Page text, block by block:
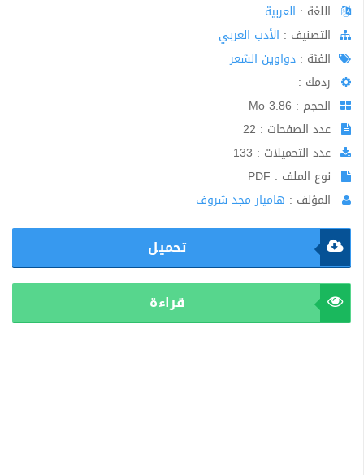
اللغة : العربية
اﻟﺘﺼﻨﻴﻒ : الأدب العربي
الفئة : دواوين الشعر
ردمك :
الحجم : 3.86 Mo
عدد الصفحات : 22
عدد التحميلات : 133
نوع الملف : PDF
المؤلف : هاميار مجد شروف
تحميل
قراءة